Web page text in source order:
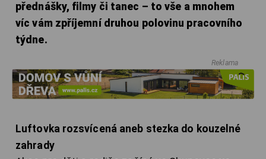
přednášky, filmy či tanec – to vše a mnohem
víc vám zpříjemní druhou polovinu pracovního
týdne.
Reklama
Luftovka rozsvícená aneb stezka do kouzelné
zahrady